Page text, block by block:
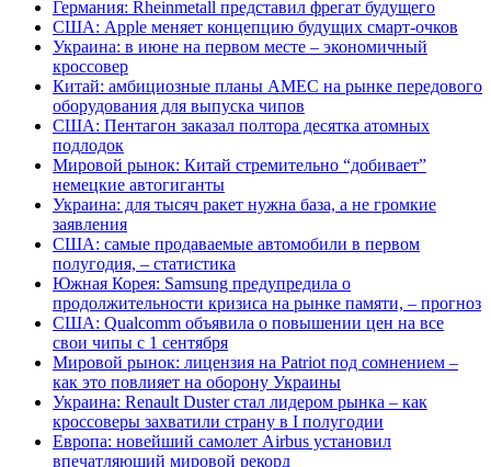
Германия: Rheinmetall представил фрегат будущего
США: Apple меняет концепцию будущих смарт-очков
Украина: в июне на первом месте – экономичный
кроссовер
Китай: амбициозные планы AMEC на рынке передового
оборудования для выпуска чипов
США: Пентагон заказал полтора десятка атомных
подлодок
Мировой рынок: Китай стремительно “добивает”
немецкие автогиганты
Украина: для тысяч ракет нужна база, а не громкие
заявления
США: самые продаваемые автомобили в первом
полугодия, – статистика
Южная Корея: Samsung предупредила о
продолжительности кризиса на рынке памяти, – прогноз
США: Qualcomm объявила о повышении цен на все
свои чипы с 1 сентября
Мировой рынок: лицензия на Patriot под сомнением –
как это повлияет на оборону Украины
Украина: Renault Duster стал лидером рынка – как
кроссоверы захватили страну в I полугодии
Европа: новейший самолет Airbus установил
впечатляющий мировой рекорд